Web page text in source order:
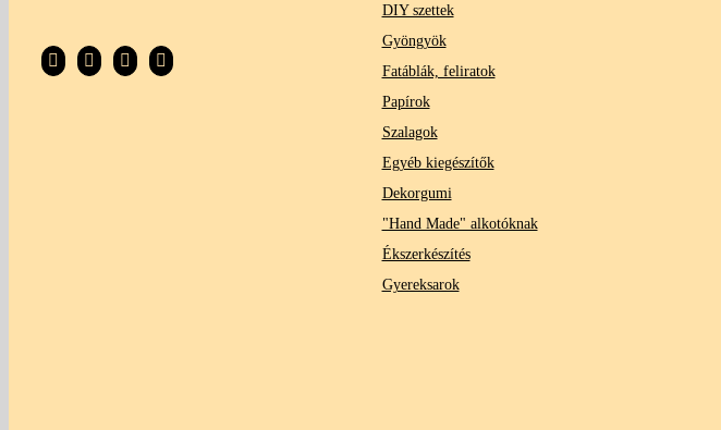
DIY szettek
Gyöngyök
Fatáblák, feliratok
Papírok
Szalagok
Egyéb kiegészítők
Dekorgumi
"Hand Made" alkotóknak
Ékszerkészítés
Gyereksarok